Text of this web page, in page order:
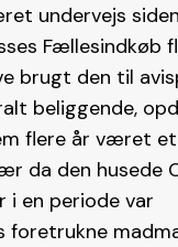
undervejs
Fællesindkøb
brugt den til
beliggende,
flere år været
da den husede
i en periode var
foretrukne